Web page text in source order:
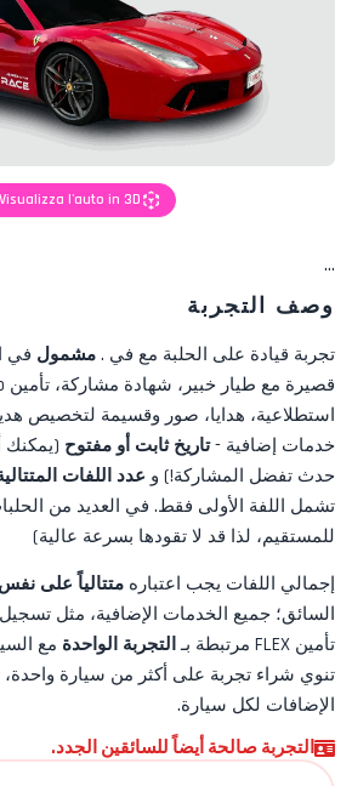
Visualizza l'auto in 3D
...
وصف التجربة
تجربة قيادة على الحلبة مع في . مشمول في
استطلاعية، هدايا، صور وقسيمة لتخصيص
خدمات إضافية -تاريخ ثابت أو مفتوح (يمكنك
حدث تفضل المشاركة!) و عدد اللفات
تشمل اللفة الأولى فقط. في العديد من
للمستقيم، لذا قد لا تقودها بسرعة عالية)
إجمالي اللفات يجب اعتباره متتالياً على
السائق؛ جميع الخدمات الإضافية، مثل
تأمين FLEX
مرتبطة بـالتجربة الواحدة مع
تنوي شراء تجربة على أكثر من سيارة
الإضافات لكل سيارة.
التجربة صالحة أيضاً للسائقين الجدد.